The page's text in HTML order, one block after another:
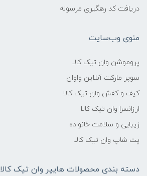
دریافت کد رهگیری مرسوله
منوی وب‌سایت
پروموشن وان تیک کالا
سوپر مارکت آنلاین واوان
کیف و کفش وان تیک کالا
ارزانسرا وان تیک کالا
زیبایی و سلامت خانواده
پت شاپ وان تیک کالا
دسته بندی محصولات هایپر وان تیک کالا